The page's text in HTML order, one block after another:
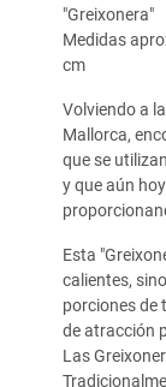
"Greixonera"
Medidas
cm
Volviendo a
Mallorca,
que se
y que aún
Esta
calientes,
porciones de
de atracción
Las